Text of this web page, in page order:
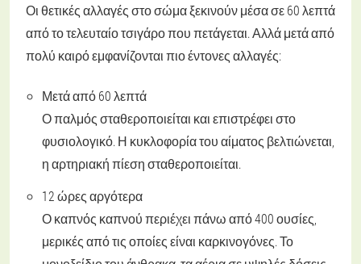
Οι θετικές αλλαγές στο σώμα ξεκινούν μέσα σε 60 λεπτά
από το τελευταίο τσιγάρο που πετάγεται. Αλλά μετά από
πολύ καιρό εμφανίζονται πιο έντονες αλλαγές:
Μετά από 60 λεπτά
Ο παλμός σταθεροποιείται και επιστρέφει στο
φυσιολογικό. Η κυκλοφορία του αίματος βελτιώνεται,
η αρτηριακή πίεση σταθεροποιείται.
12 ώρες αργότερα
Ο καπνός καπνού περιέχει πάνω από 400 ουσίες,
μερικές από τις οποίες είναι καρκινογόνες. Το